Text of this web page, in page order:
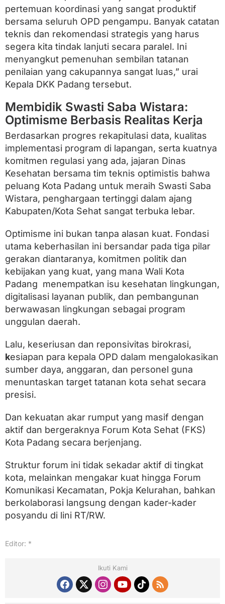
pertemuan koordinasi yang sangat produktif
bersama seluruh OPD pengampu. Banyak catatan
teknis dan rekomendasi strategis yang harus
segera kita tindak lanjuti secara paralel. Ini
menyangkut pemenuhan sembilan tatanan
penilaian yang cakupannya sangat luas,” urai
Kepala DKK Padang tersebut.
Membidik Swasti Saba Wistara:
Optimisme Berbasis Realitas Kerja
Berdasarkan progres rekapitulasi data, kualitas
implementasi program di lapangan, serta kuatnya
komitmen regulasi yang ada, jajaran Dinas
Kesehatan bersama tim teknis optimistis bahwa
peluang Kota Padang untuk meraih Swasti Saba
Wistara, penghargaan tertinggi dalam ajang
Kabupaten/Kota Sehat sangat terbuka lebar.
Optimisme ini bukan tanpa alasan kuat. Fondasi
utama keberhasilan ini bersandar pada tiga pilar
gerakan diantaranya, komitmen politik dan
kebijakan yang kuat, yang mana Wali Kota
Padang menempatkan isu kesehatan lingkungan,
digitalisasi layanan publik, dan pembangunan
berwawasan lingkungan sebagai program
unggulan daerah.
Lalu, keseriusan dan reponsivitas birokrasi,
kesiapan para kepala OPD dalam mengalokasikan
sumber daya, anggaran, dan personel guna
menuntaskan target tatanan kota sehat secara
presisi.
Dan kekuatan akar rumput yang masif dengan
aktif dan bergeraknya Forum Kota Sehat (FKS)
Kota Padang secara berjenjang.
Struktur forum ini tidak sekadar aktif di tingkat
kota, melainkan mengakar kuat hingga Forum
Komunikasi Kecamatan, Pokja Kelurahan, bahkan
berkolaborasi langsung dengan kader-kader
posyandu di lini RT/RW.
Editor: *
Ikuti Kami